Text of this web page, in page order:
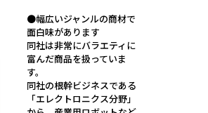
●幅広いジャンルの商材で
面白味があります
同社は非常にバラエティに
富んだ商品を扱っていま
す。
同社の根幹ビジネスである
「エレクトロニクス分野」